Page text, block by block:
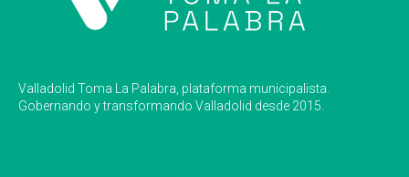
Valladolid Toma La Palabra, plataforma municipalista.
Gobernando y transformando Valladolid desde 2015.